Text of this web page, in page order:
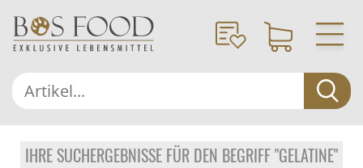
IHRE SUCHERGEBNISSE FÜR DEN BEGRIFF "GELATINE"